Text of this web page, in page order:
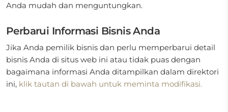
Anda mudah dan menguntungkan.
Perbarui Informasi Bisnis Anda
Jika Anda pemilik bisnis dan perlu memperbarui detail
bisnis Anda di situs web ini atau tidak puas dengan
bagaimana informasi Anda ditampilkan dalam direktori
ini, klik tautan di bawah untuk meminta modifikasi.